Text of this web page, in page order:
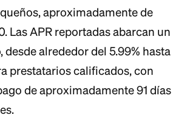
aproximadamente de
Las APR reportadas abarcan un
desde alrededor del 5.99% hasta
prestatarios calificados, con
de aproximadamente 91 días